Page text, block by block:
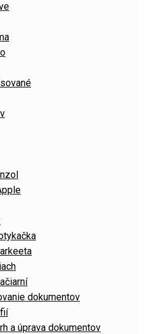
dokumentov
a úprava dokumentov